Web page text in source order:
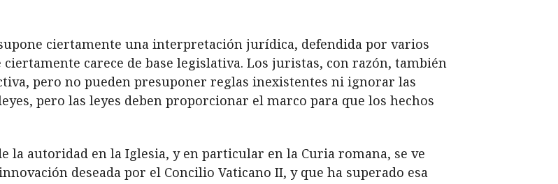
ciertamente una interpretación jurídica, defendida por varios
carece de base legislativa. Los juristas, con razón, también
pero no pueden presuponer reglas inexistentes ni ignorar las
pero las leyes deben proporcionar el marco para que los hechos
la autoridad en la Iglesia, y en particular en la Curia romana, se ve
deseada por el Concilio Vaticano II, y que ha superado esa